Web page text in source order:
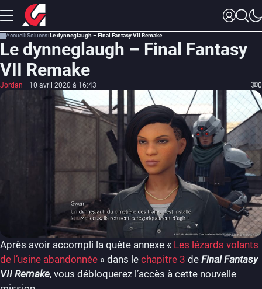
Accueil Soluces Le dynneglaugh – Final Fantasy VII Remake
Le dynneglaugh – Final Fantasy
VII Remake
Jordan 10 avril 2020 à 16:43 0
Après avoir accompli la quête annexe « Les lézards volants
de l’usine abandonnée » dans le chapitre 3 de Final Fantasy
VII Remake, vous débloquerez l’accès à cette nouvelle